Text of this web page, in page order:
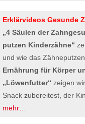
Erklärvideos Gesunde
„4 Säulen der
putzen Kinderzähne“
und wie das
Ernährung für Körper
„Löwenfutter“ zeigen
Snack zubereitest, der
mehr…